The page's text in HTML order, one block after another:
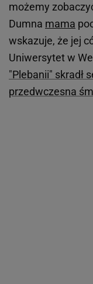
możemy
Dumna mama
wskazuje, że jej
Uniwersytet w
"Plebanii" skradł
przedwczesna